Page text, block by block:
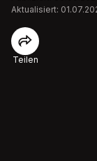
Aktualisiert:
Teilen